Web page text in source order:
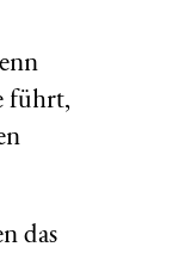
führt,
das